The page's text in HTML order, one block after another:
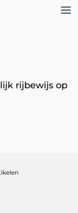
rijbewijs op